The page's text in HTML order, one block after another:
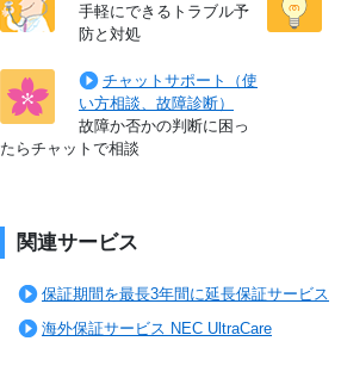
手軽にできるトラブル予
防と対処
チャットサポート（使
い方相談、故障診断）
故障か否かの判断に困っ
たらチャットで相談
関連サービス
保証期間を最長3年間に延長保証サービス
海外保証サービス NEC UltraCare